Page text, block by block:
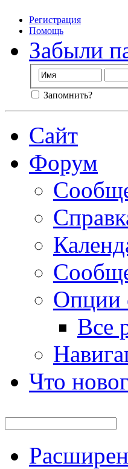
Регистрация
Помощь
Забыли
Запомнить?
Сайт
Форум
Опции
Все
Что